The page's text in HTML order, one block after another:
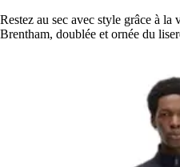
Restez au sec avec style grâce à la
Brentham, doublée et ornée du